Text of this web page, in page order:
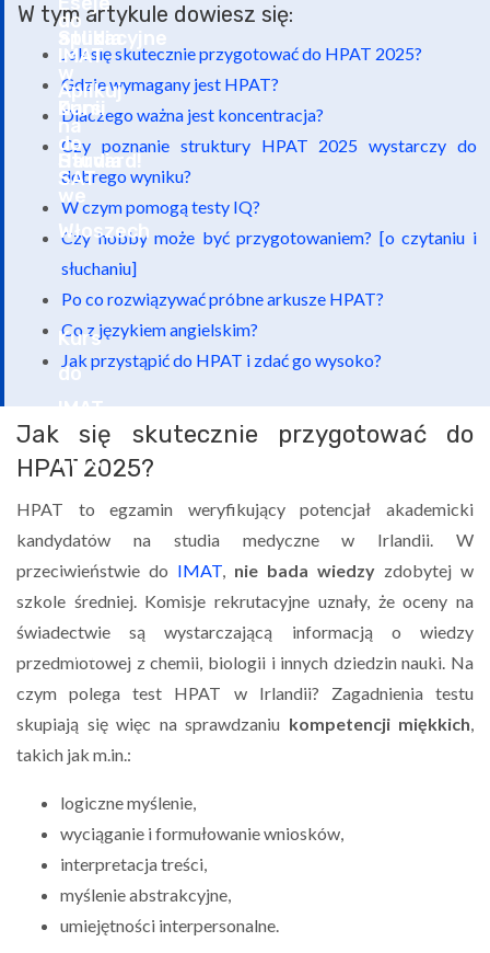
W tym artykule dowiesz się:
Jak się skutecznie przygotować do HPAT 2025?
Gdzie wymagany jest HPAT?
Dlaczego ważna jest koncentracja?
Czy poznanie struktury HPAT 2025 wystarczy do
dobrego wyniku?
W czym pomogą testy IQ?
Czy hobby może być przygotowaniem? [o czytaniu i
słuchaniu]
Po co rozwiązywać próbne arkusze HPAT?
Co z językiem angielskim?
Jak przystąpić do HPAT i zdać go wysoko?
Jak się skutecznie przygotować do
HPAT 2025?
HPAT to egzamin weryfikujący potencjał akademicki
kandydatów na studia medyczne w Irlandii. W
przeciwieństwie do IMAT, nie bada wiedzy zdobytej w
szkole średniej. Komisje rekrutacyjne uznały, że oceny na
świadectwie są wystarczającą informacją o wiedzy
przedmiotowej z chemii, biologii i innych dziedzin nauki. Na
czym polega test HPAT w Irlandii? Zagadnienia testu
skupiają się więc na sprawdzaniu kompetencji miękkich,
takich jak m.in.:
logiczne myślenie,
wyciąganie i formułowanie wniosków,
interpretacja treści,
myślenie abstrakcyjne,
umiejętności interpersonalne.